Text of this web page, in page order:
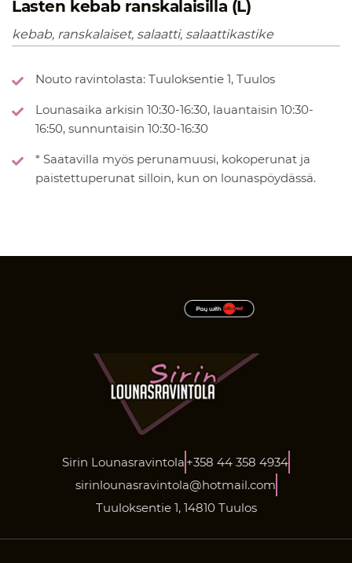
Lasten kebab ranskalaisilla (L)
kebab, ranskalaiset, salaatti, salaattikastike
Nouto ravintolasta: Tuuloksentie 1, Tuulos
Lounasaika arkisin 10:30-16:30, lauantaisin 10:30-
16:50, sunnuntaisin 10:30-16:30
* Saatavilla myös perunamuusi, kokoperunat ja
paistettuperunat silloin, kun on lounaspöydässä.
Sirin Lounasravintola +358 44 358 4934
sirinlounasravintola@hotmail.com
Tuuloksentie 1, 14810 Tuulos